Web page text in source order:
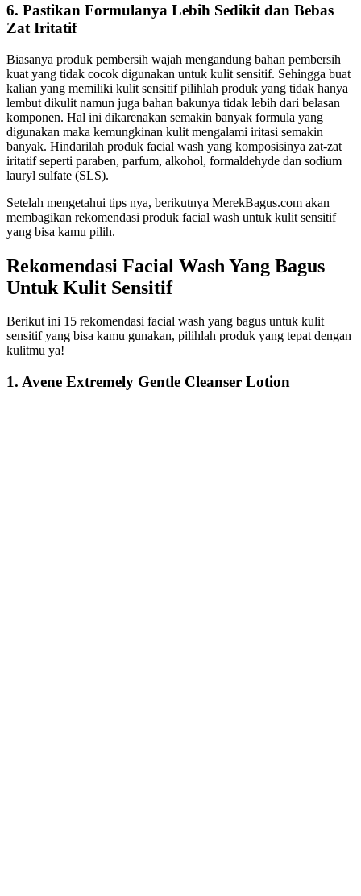
6. Pastikan Formulanya Lebih Sedikit dan Bebas
Zat Iritatif
Biasanya produk pembersih wajah mengandung bahan pembersih
kuat yang tidak cocok digunakan untuk kulit sensitif. Sehingga buat
kalian yang memiliki kulit sensitif pilihlah produk yang tidak hanya
lembut dikulit namun juga bahan bakunya tidak lebih dari belasan
komponen. Hal ini dikarenakan semakin banyak formula yang
digunakan maka kemungkinan kulit mengalami iritasi semakin
banyak. Hindarilah produk facial wash yang komposisinya zat-zat
iritatif seperti paraben, parfum, alkohol, formaldehyde dan sodium
lauryl sulfate (SLS).
Setelah mengetahui tips nya, berikutnya MerekBagus.com akan
membagikan rekomendasi produk facial wash untuk kulit sensitif
yang bisa kamu pilih.
Rekomendasi Facial Wash Yang Bagus
Untuk Kulit Sensitif
Berikut ini 15 rekomendasi facial wash yang bagus untuk kulit
sensitif yang bisa kamu gunakan, pilihlah produk yang tepat dengan
kulitmu ya!
1. Avene Extremely Gentle Cleanser Lotion